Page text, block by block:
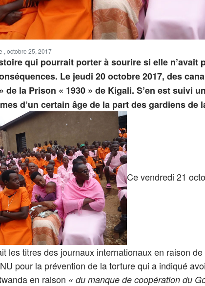
, octobre 25, 2017
qui pourrait porter à sourire si elle n’avait
Le jeudi 20 octobre 2017, des
de la Prison « 1930 » de Kigali. S’en est suivi
d’un certain âge de la part des gardiens de
Ce vendredi 21
les titres des journaux internationaux en raison de
pour la prévention de la torture qui a indiqué
en raison « du manque de coopération du